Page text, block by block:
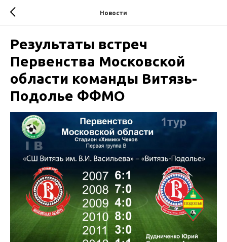
Новости
Результаты встреч
Первенства Московской
области команды Витязь-
Подолье ФФМО